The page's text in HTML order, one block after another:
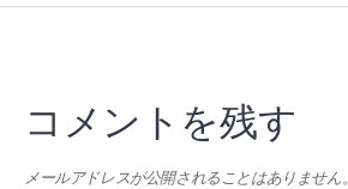
コメントを残す
メールアドレスが公開されることはありません。